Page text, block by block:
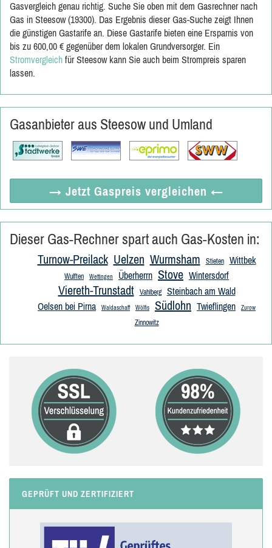
Gasvergleich genau richtig. Suche Sie oben mit dem Gasrechner nach
Gas in Steesow (19300). Das Ergebnis dieser Gas-Suche zeigt Ihnen
die günstigen Gastarife an. Diese Gastarife bieten eine Ersparnis von
bis zu 600,00 € gegenüber dem lokalen Grundversorger. Ein
Stromvergleich für Steesow kann Sie auch beim Strompreis sparen
lassen.
Gasanbieter aus Steesow und Umland
→ Jetzt Gaspreis vergleichen ←
Dieser Gas-Rechner spart auch Gas-Kosten in:
Turnow-Preilack Uelzen Wurmsham Stieten Wittbek
Wulften Wettingen Überherrn Stove Wintersdorf
Viereth-Trunstadt Vahlberg
Steinbach am Wald
Oelsen bei Pirna
Waldaschaff Wölfis Südlohn Twieflingen Zurow
Zinnowitz
GEPRÜFT UND ZERTIFIZIERT